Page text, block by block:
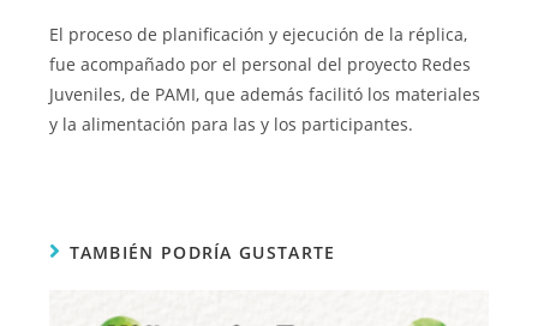
El proceso de planificación y ejecución de la réplica,
fue acompañado por el personal del proyecto Redes
Juveniles, de PAMI, que además facilitó los materiales
y la alimentación para las y los participantes.
TAMBIÉN PODRÍA GUSTARTE